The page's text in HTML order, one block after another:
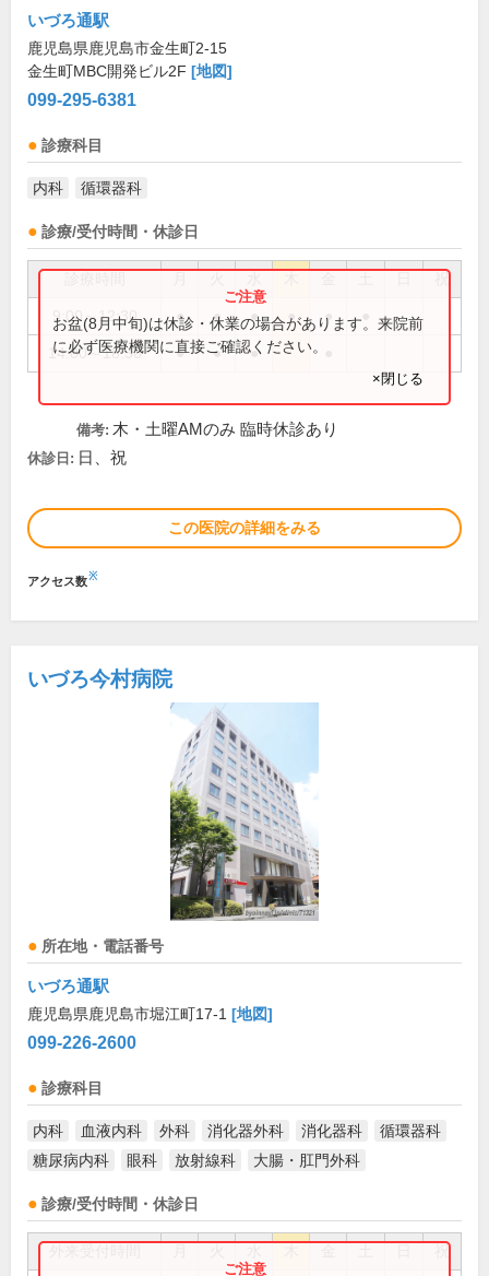
いづろ通駅
鹿児島県鹿児島市金生町2-15
金生町MBC開発ビル2F [地図]
099-295-6381
診療科目
内科 循環器科
診療/受付時間・休診日
祝
9:00～12:30 ● ● ● ● ●
14:00～18:30 ● ● ●
お盆(8月中旬)は休診・休業の場合があります。来院前
に必ず医療機関に直接ご確認ください。
×閉じる
備考: 木・土曜AMのみ 臨時休診あり
休診日: 日、祝
この医院の詳細をみる
アクセス数※
いづろ今村病院
所在地・電話番号
いづろ通駅
鹿児島県鹿児島市堀江町17-1 [地図]
099-226-2600
診療科目
内科 血液内科 外科 消化器外科 消化器科
循環器科
糖尿病内科
眼科 放射線科 大腸・肛門外科
診療/受付時間・休診日
祝